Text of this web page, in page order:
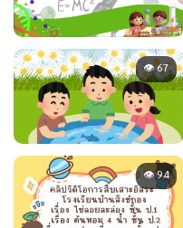
👁 67
👁 94